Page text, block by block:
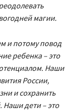
магии.
и потому повод
ребенка – это
Наши
России,
и сохранить
Наши дети – это